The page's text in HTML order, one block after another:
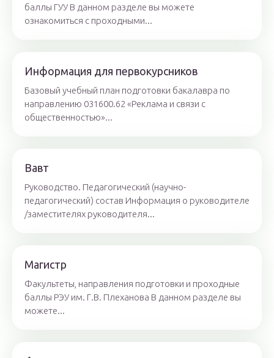
баллы ГУУ В данном разделе вы можете
ознакомиться с проходными...
Информация для первокурсников
Базовый учебный план подготовки бакалавра по
направлению 031600.62 «Реклама и связи с
общественностью»...
Вавт
Руководство. Педагогический (научно-
педагогический) состав Информация о руководителе
/заместителях руководителя...
Магистр
Факультеты, направления подготовки и проходные
баллы РЭУ им. Г.В. Плеханова В данном разделе вы
можете...